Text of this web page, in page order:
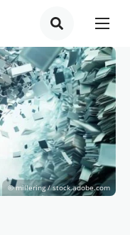
© millering / stock.adobe.com